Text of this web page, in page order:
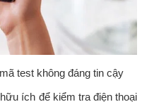
test không đáng tin cậy
ích để kiểm tra điện thoại